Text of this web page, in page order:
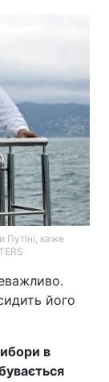
Путіні, каже
його
в